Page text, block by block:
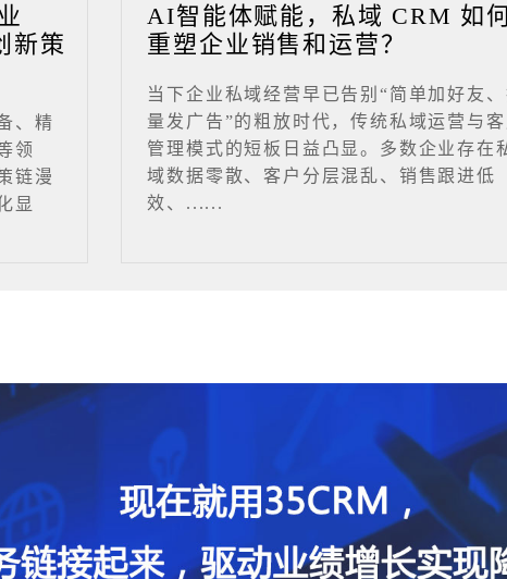
新策
、精
领
链漫
显
AI智能体赋能，私域 CRM 如
重塑企业销售和运营？
当下企业私域经营早已告别“简单加好友
量发广告”的粗放时代，传统私域运营与客
管理模式的短板日益凸显。多数企业存在
域数据零散、客户分层混乱、销售跟进低
效、......